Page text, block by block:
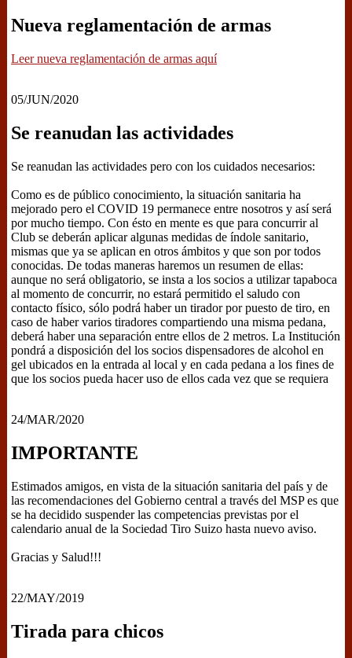
Nueva reglamentación de armas
Leer nueva reglamentación de armas aquí
05/JUN/2020
Se reanudan las actividades
Se reanudan las actividades pero con los cuidados necesarios:
Como es de público conocimiento, la situación sanitaria ha
mejorado pero el COVID 19 permanece entre nosotros y así será
por mucho tiempo. Con ésto en mente es que para concurrir al
Club se deberán aplicar algunas medidas de índole sanitario,
mismas que ya se aplican en otros ámbitos y que son por todos
conocidas. De todas maneras haremos un resumen de ellas:
aunque no será obligatorio, se insta a los socios a utilizar tapaboca
al momento de concurrir, no estará permitido el saludo con
contacto físico, sólo podrá haber un tirador por puesto de tiro, en
caso de haber varios tiradores compartiendo una misma pedana,
deberá haber una separación entre ellos de 2 metros. La Institución
pondrá a disposición del los socios dispensadores de alcohol en
gel ubicados en la entrada al local y en cada pedana a los fines de
que los socios pueda hacer uso de ellos cada vez que se requiera
24/MAR/2020
IMPORTANTE
Estimados amigos, en vista de la situación sanitaria del país y de
las recomendaciones del Gobierno central a través del MSP es que
se ha decidido suspender las competencias previstas por el
calendario anual de la Sociedad Tiro Suizo hasta nuevo aviso.
Gracias y Salud!!!
22/MAY/2019
Tirada para chicos